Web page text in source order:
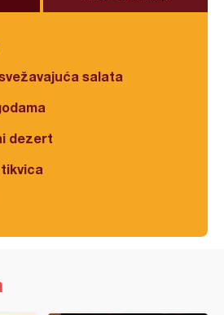
salata
dezert